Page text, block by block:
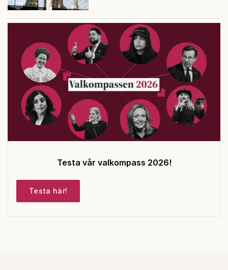
Testa vår valkompass 2026!
Testa här!